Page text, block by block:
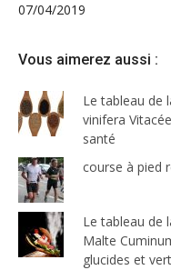
07/04/2019
Vous aimerez aussi :
Le tableau de
vinifera
santé
course à pied
Le tableau de
Malte
glucides et